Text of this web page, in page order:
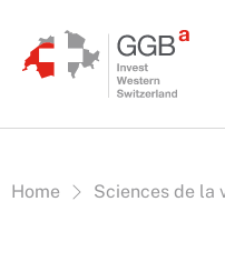
Vous êtes ici:
Home Sciences de la